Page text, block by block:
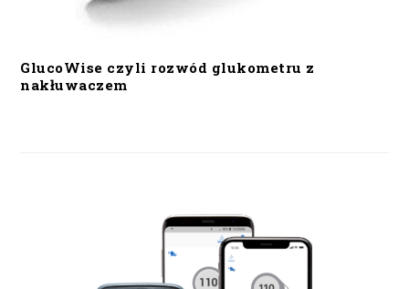
GlucoWise czyli rozwód glukometru z
nakłuwaczem